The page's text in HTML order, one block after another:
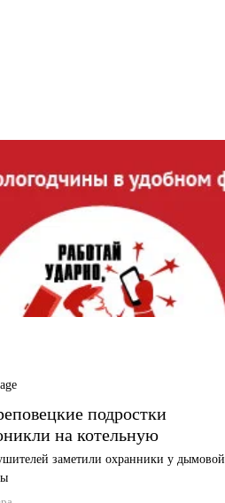
подростки
на котельную
заметили охранники у дымовой